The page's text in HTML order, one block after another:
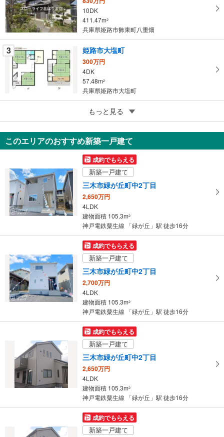
保
存
す
る
10DK
411.47m2
兵庫県姫路市飾東町八重畑
3 姫路市大塩町
300万円
4DK
57.48m2
兵庫県姫路市大塩町
姫路市山田町南山田
300万円
9DK
104.13m2
兵庫県姫路市山田町南山田
もっと見る
このエリアのおすすめ新築一戸建て
成約でもらえる
新築一戸建て
三木市緑が丘町中2丁目
2,650万円
4LDK
建物面積 105.3m2
神戸電鉄粟生線 「緑が丘」駅 徒歩16分
成約でもらえる
新築一戸建て
三木市緑が丘町中2丁目
2,700万円
4LDK
建物面積 105.3m2
神戸電鉄粟生線 「緑が丘」駅 徒歩16分
成約でもらえる
新築一戸建て
三木市緑が丘町中2丁目
2,650万円
4LDK
建物面積 105.3m2
神戸電鉄粟生線 「緑が丘」駅 徒歩16分
成約でもらえる
新築一戸建て